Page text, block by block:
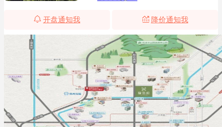
开盘通知我 降价通知我